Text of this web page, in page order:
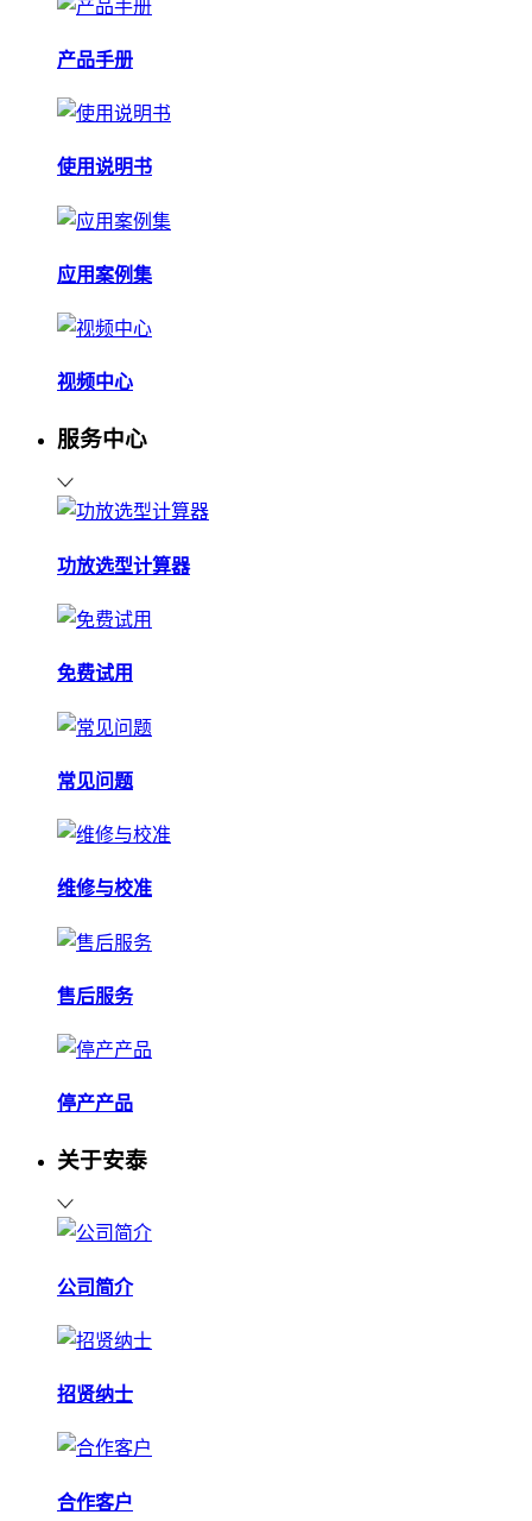
产品手册
使用说明书
应用案例集
视频中心
服务中心
功放选型计算器
免费试用
常见问题
维修与校准
售后服务
停产产品
关于安泰
公司简介
招贤纳士
合作客户